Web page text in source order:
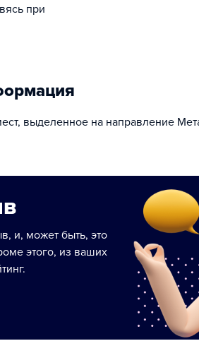
при
выделенное на направление
и, может быть, это
этого, из ваших